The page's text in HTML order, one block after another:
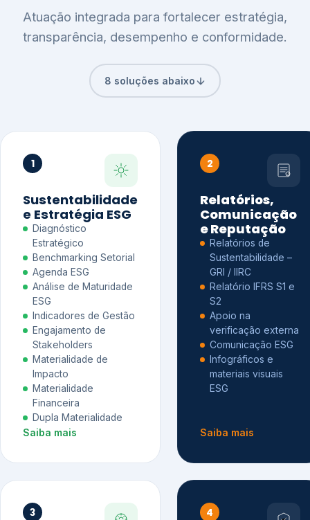
Atuação integrada para fortalecer estratégia,
transparência, desempenho e conformidade.
8 soluções abaixo
1
Sustentabilidade
e Estratégia ESG
Diagnóstico
Estratégico
Benchmarking Setorial
Agenda ESG
Análise de Maturidade
ESG
Indicadores de Gestão
Engajamento de
Stakeholders
Materialidade de
Impacto
Materialidade
Financeira
Dupla Materialidade
Saiba mais
2
Relatórios,
Comunicação
e Reputação
Relatórios de
Sustentabilidade –
GRI / IIRC
Relatório IFRS S1 e
S2
Apoio na
verificação externa
Comunicação ESG
Infográficos e
materiais visuais
ESG
Saiba mais
3 4